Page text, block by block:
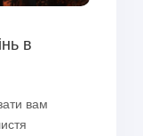
в
вам